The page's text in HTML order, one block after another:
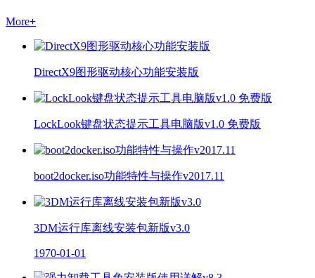
More+
DirectX9图形驱动核心功能安装版
LockLook键盘状态提示工具电脑版v1.0 免费版
boot2docker.iso功能特性与操作v2017.11
3DM运行库离线安装包新版v3.0
1970-01-01